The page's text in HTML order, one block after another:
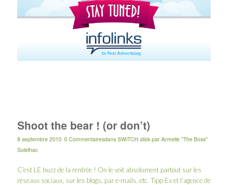
Shoot the bear ! (or don’t)
8 septembre 2010 0 Commentairesdans SWiTCH stick par Armelle "The Boss"
Solelhac
C’est LE buzz de la rentrée ! On le voit absolument partout sur les
réseaux sociaux, sur les blogs, par e-mails, etc. Tipp-Ex et l’agence de